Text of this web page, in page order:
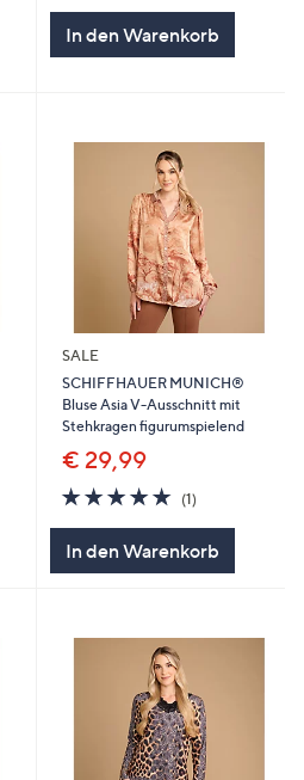
5
In den Warenkorb
SALE
SCHIFFHAUER MUNICH®
Bluse Asia V-Ausschnitt mit
Stehkragen figurumspielend
€ 29,99
5.0
von
5
(1)
In den Warenkorb